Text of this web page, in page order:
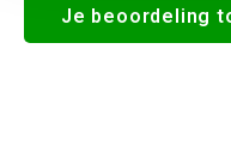
Je beoordeling